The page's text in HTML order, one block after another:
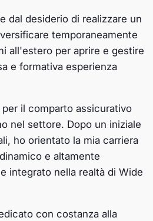
dal desiderio di realizzare un
temporaneamente
all'estero per aprire e gestire
e formativa esperienza
il comparto assicurativo
nel settore. Dopo un iniziale
ho orientato la mia carriera
e altamente
integrato nella realtà di Wide
con costanza alla